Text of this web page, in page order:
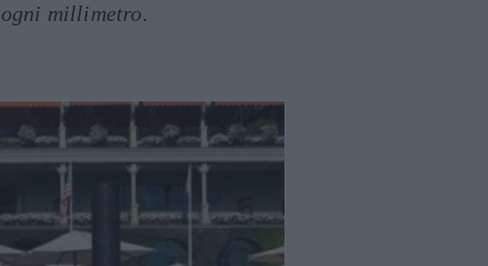
millimetro.